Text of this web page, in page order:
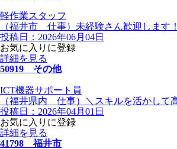
軽作業スタッフ
（福井市 仕事）未経験さん歓迎します
投稿日：2026年06月04日
お気に入りに登録
詳細を見る
50919 その他
ICT機器サポート員
（福井県内 仕事）＼スキルを活かして
投稿日：2026年04月01日
お気に入りに登録
詳細を見る
41798 福井市